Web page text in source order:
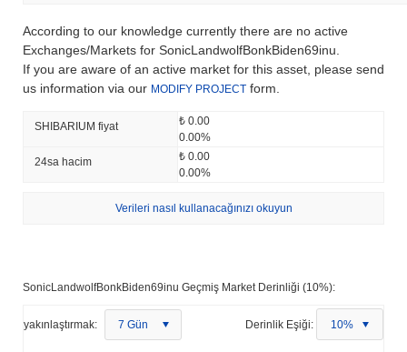
According to our knowledge currently there are no active
Exchanges/Markets for SonicLandwolfBonkBiden69inu.
If you are aware of an active market for this asset, please send
us information via our MODIFY PROJECT form.
SHIBARIUM fiyat
₺ 0.00
0.00%
24sa hacim
₺ 0.00
0.00%
Verileri nasıl kullanacağınızı okuyun
SonicLandwolfBonkBiden69inu Geçmiş Market Derinliği (10%):
yakınlaştırmak: 7 Gün Derinlik Eşiği: 10%